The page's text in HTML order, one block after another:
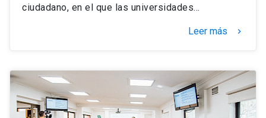
ciudadano, en el que las universidades…
Leer más keyboard_arrow_right